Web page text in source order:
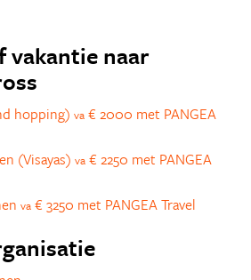
vakantie naar
hopping) va € 2000 met PANGEA
(Visayas) va € 2250 met PANGEA
va € 3250 met PANGEA Travel